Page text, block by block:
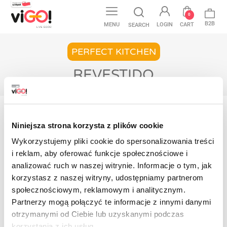
Niniejsza strona korzysta z plików cookie
Wykorzystujemy pliki cookie do spersonalizowania treści
i reklam, aby oferować funkcje społecznościowe i
analizować ruch w naszej witrynie. Informacje o tym, jak
korzystasz z naszej witryny, udostępniamy partnerom
społecznościowym, reklamowym i analitycznym.
Partnerzy mogą połączyć te informacje z innymi danymi
otrzymanymi od Ciebie lub uzyskanymi podczas
MENU SEARCH LOGIN CART
0
B2B
PERFECT KITCHEN
REVESTIDO
No products available yet
as they are added.
Contact